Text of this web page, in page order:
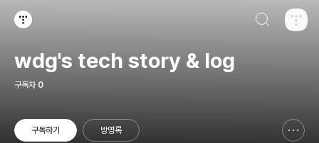
wdg's tech story & log
구독자 0
구독하기 방명록